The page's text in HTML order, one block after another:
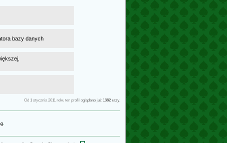
bazy danych
Od 1 stycznia 2011 roku ten profil oglądano już 1382 razy.
.